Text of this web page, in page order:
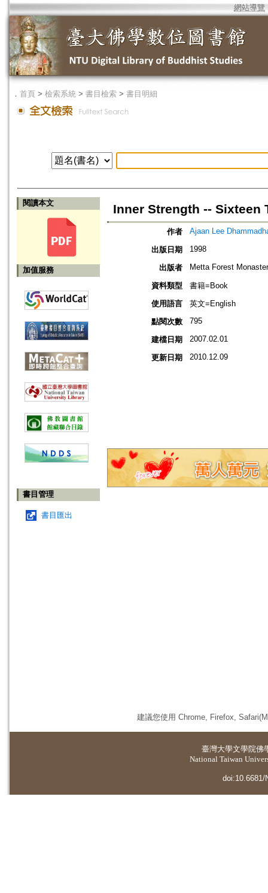
網站導覽
． 首頁 > 檢索系統 > 書目檢索 > 書目明細
閱讀本文
加值服務
書目管理
書目匯出
Inner Strength -- Sixteen
作者 Ajaan Lee
出版日期 1998
出版者 Metta Forest
資料類型
書籍=Book
使用語言
英文=English
點閱次數
795
建檔日期 2007.02.01
更新日期 2010.12.09
建議您使用 Chrome, Firefox,
臺灣大學文學院佛
National Taiwan
doi:10.6681/